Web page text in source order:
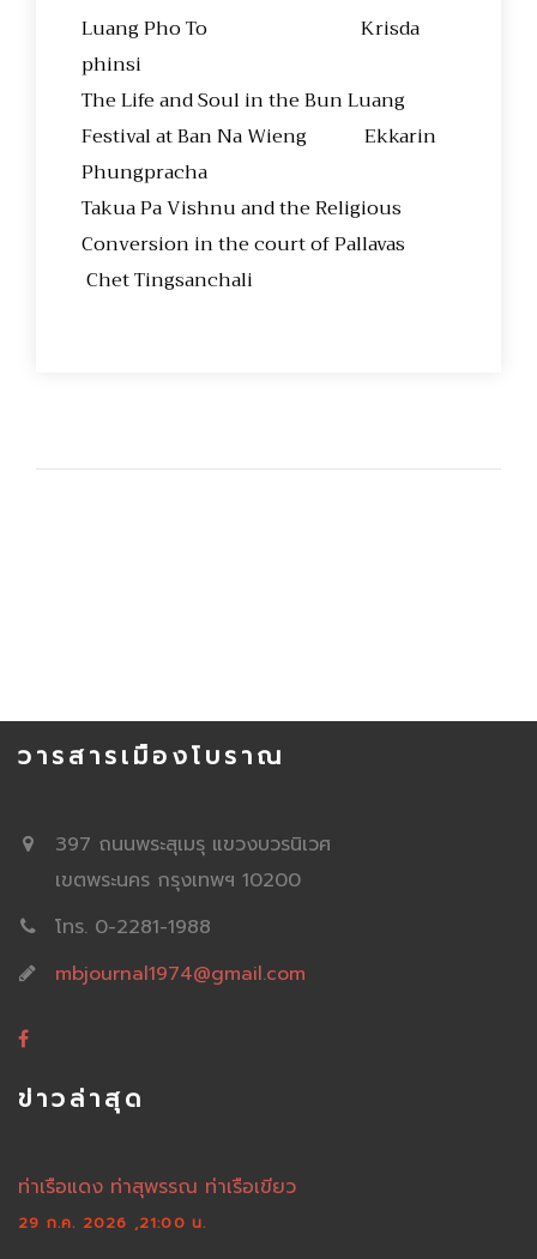
Luang Pho To Krisda
phinsi
The Life and Soul in the Bun Luang
Festival at Ban Na Wieng Ekkarin
Phungpracha
Takua Pa Vishnu and the Religious
Conversion in the court of Pallavas
Chet Tingsanchali
วารสารเมืองโบราณ
397 ถนนพระสุเมรุ แขวงบวรนิเวศ
เขตพระนคร กรุงเทพฯ 10200
โทร. 0-2281-1988
mbjournal1974@gmail.com
ข่าวล่าสุด
ท่าเรือแดง ท่าสุพรรณ ท่าเรือเขียว
29 ก.ค. 2026 ,21:00 น.